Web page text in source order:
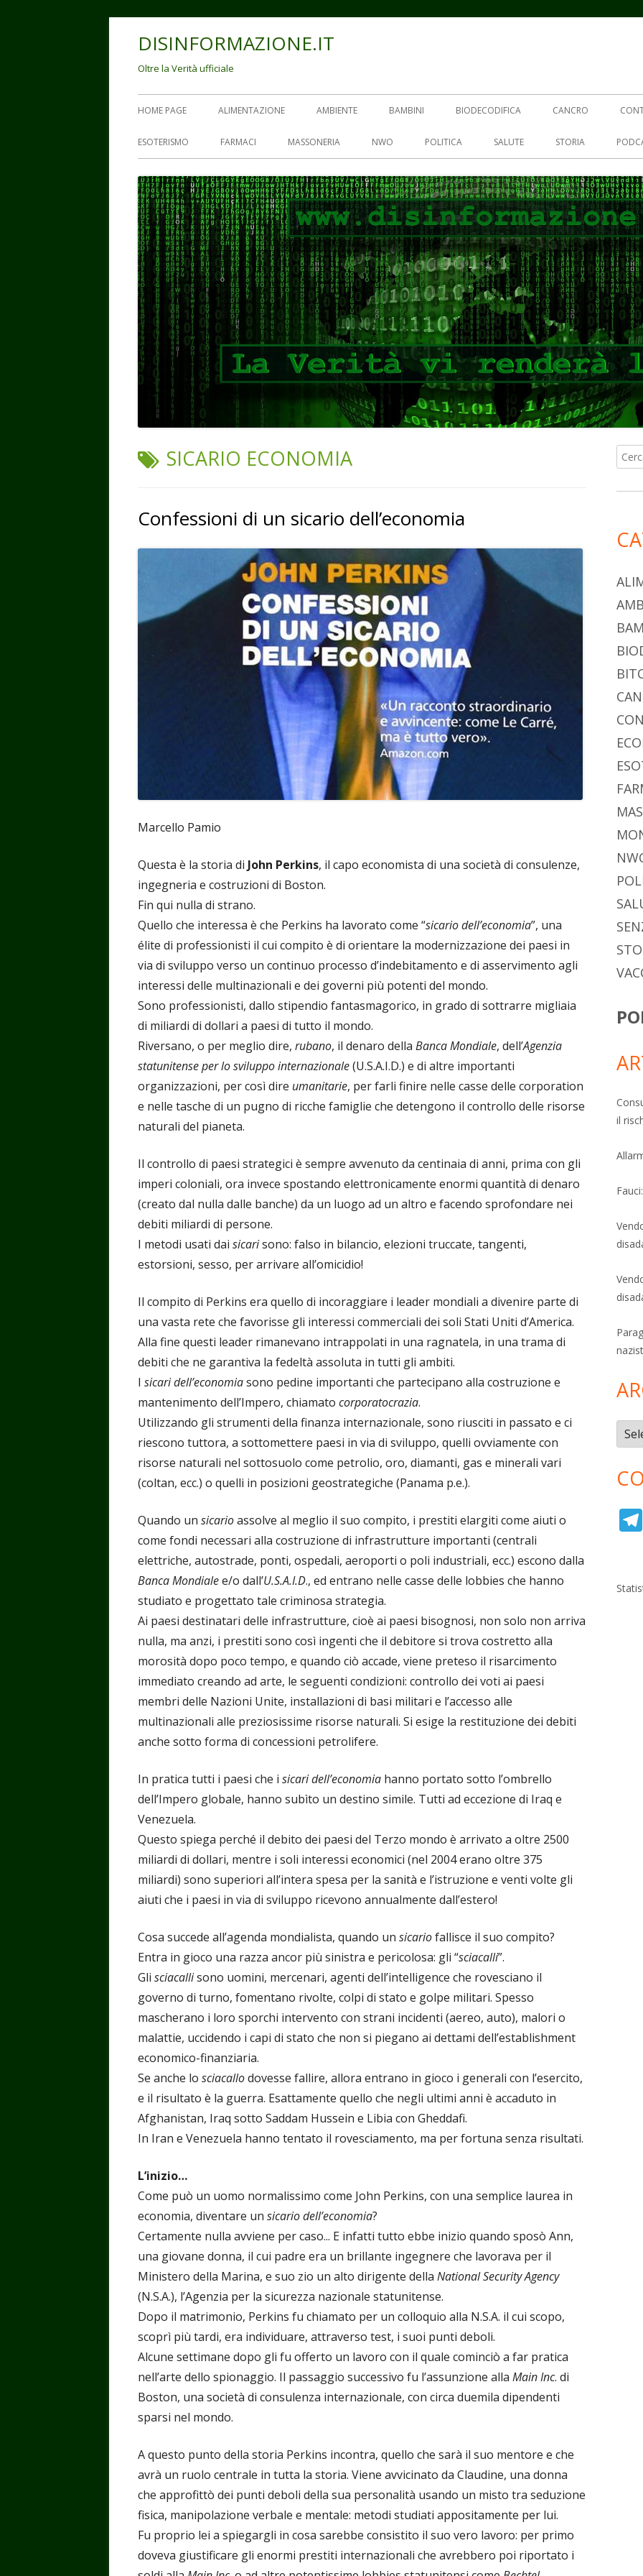
DISINFORMAZIONE.IT
Oltre la Verità ufficiale
Menu
principale
HOME PAGE ALIMENTAZIONE AMBIENTE BAMBINI BIODECODIFICA CANCRO
ESOTERISMO FARMACI MASSONERIA NWO POLITICA SALUTE STORIA
TAG:
SICARIO ECONOMIA
Confessioni di un sicario dell’economia
Marcello Pamio
Questa è la storia di John Perkins, il capo economista di una società di consulenze,
ingegneria e costruzioni di Boston.
Fin qui nulla di strano.
Quello che interessa è che Perkins ha lavorato come “sicario dell’economia”, una
élite di professionisti il cui compito è di orientare la modernizzazione dei paesi in
via di sviluppo verso un continuo processo d’indebitamento e di asservimento agli
interessi delle multinazionali e dei governi più potenti del mondo.
Sono professionisti, dallo stipendio fantasmagorico, in grado di sottrarre migliaia
di miliardi di dollari a paesi di tutto il mondo.
Riversano, o per meglio dire, rubano, il denaro della Banca Mondiale, dell’Agenzia
statunitense per lo sviluppo internazionale(U.S.A.I.D.) e di altre importanti
organizzazioni, per così dire umanitarie, per farli finire nelle casse delle corporation
e nelle tasche di un pugno di ricche famiglie che detengono il controllo delle risorse
naturali del pianeta.
Il controllo di paesi strategici è sempre avvenuto da centinaia di anni, prima con gli
imperi coloniali, ora invece spostando elettronicamente enormi quantità di denaro
(creato dal nulla dalle banche) da un luogo ad un altro e facendo sprofondare nei
debiti miliardi di persone.
I metodi usati dai sicarisono: falso in bilancio, elezioni truccate, tangenti,
estorsioni, sesso, per arrivare all’omicidio!
Il compito di Perkins era quello di incoraggiare i leader mondiali a divenire parte di
una vasta rete che favorisse gli interessi commerciali dei soli Stati Uniti d’America.
Alla fine questi leader rimanevano intrappolati in una ragnatela, in una trama di
debiti che ne garantiva la fedeltà assoluta in tutti gli ambiti.
I sicari dell’economiasono pedine importanti che partecipano alla costruzione e
mantenimento dell’Impero, chiamato corporatocrazia.
Utilizzando gli strumenti della finanza internazionale, sono riusciti in passato e ci
riescono tuttora, a sottomettere paesi in via di sviluppo, quelli ovviamente con
risorse naturali nel sottosuolo come petrolio, oro, diamanti, gas e minerali vari
(coltan, ecc.) o quelli in posizioni geostrategiche (Panama p.e.).
Quando un sicarioassolve al meglio il suo compito, i prestiti elargiti come aiuti o
come fondi necessari alla costruzione di infrastrutture importanti (centrali
elettriche, autostrade, ponti, ospedali, aeroporti o poli industriali, ecc.) escono dalla
Banca Mondialee/o dall’U.S.A.I.D., ed entrano nelle casse delle lobbies che hanno
studiato e progettato tale criminosa strategia.
Ai paesi destinatari delle infrastrutture, cioè ai paesi bisognosi, non solo non arriva
nulla, ma anzi, i prestiti sono così ingenti che il debitore si trova costretto alla
morosità dopo poco tempo, e quando ciò accade, viene preteso il risarcimento
immediato creando ad arte, le seguenti condizioni: controllo dei voti ai paesi
membri delle Nazioni Unite, installazioni di basi militari e l’accesso alle
multinazionali alle preziosissime risorse naturali. Si esige la restituzione dei debiti
anche sotto forma di concessioni petrolifere.
In pratica tutti i paesi che i sicari dell’economia hanno portato sotto l’ombrello
dell’Impero globale, hanno subìto un destino simile. Tutti ad eccezione di Iraq e
Venezuela.
Questo spiega perché il debito dei paesi del Terzo mondo è arrivato a oltre 2500
miliardi di dollari, mentre i soli interessi economici (nel 2004 erano oltre 375
miliardi) sono superiori all’intera spesa per la sanità e l’istruzione e venti volte gli
aiuti che i paesi in via di sviluppo ricevono annualmente dall’estero!
Cosa succede all’agenda mondialista, quando un sicariofallisce il suo compito?
Entra in gioco una razza ancor più sinistra e pericolosa: gli “sciacalli”.
Gli sciacallisono uomini, mercenari, agenti dell’intelligence che rovesciano il
governo di turno, fomentano rivolte, colpi di stato e golpe militari. Spesso
mascherano i loro sporchi intervento con strani incidenti (aereo, auto), malori o
malattie, uccidendo i capi di stato che non si piegano ai dettami dell’establishment
economico-finanziaria.
Se anche lo sciacallodovesse fallire, allora entrano in gioco i generali con l’esercito,
e il risultato è la guerra. Esattamente quello che negli ultimi anni è accaduto in
Afghanistan, Iraq sotto Saddam Hussein e Libia con Gheddafi.
In Iran e Venezuela hanno tentato il rovesciamento, ma per fortuna senza risultati.
L’inizio…
Come può un uomo normalissimo come John Perkins, con una semplice laurea in
economia, diventare un sicario dell’economia?
Certamente nulla avviene per caso... E infatti tutto ebbe inizio quando sposò Ann,
una giovane donna, il cui padre era un brillante ingegnere che lavorava per il
Ministero della Marina, e suo zio un alto dirigente della National Security Agency
(N.S.A.), l’Agenzia per la sicurezza nazionale statunitense.
Dopo il matrimonio, Perkins fu chiamato per un colloquio alla N.S.A. il cui scopo,
scoprì più tardi, era individuare, attraverso test, i suoi punti deboli.
Alcune settimane dopo gli fu offerto un lavoro con il quale cominciò a far pratica
nell’arte dello spionaggio. Il passaggio successivo fu l’assunzione alla Main Inc. di
Boston, una società di consulenza internazionale, con circa duemila dipendenti
sparsi nel mondo.
A questo punto della storia Perkins incontra, quello che sarà il suo mentore e che
avrà un ruolo centrale in tutta la storia. Viene avvicinato da Claudine, una donna
che approfittò dei punti deboli della sua personalità usando un misto tra seduzione
fisica, manipolazione verbale e mentale: metodi studiati appositamente per lui.
Fu proprio lei a spiegargli in cosa sarebbe consistito il suo vero lavoro: per primo
doveva giustificare gli enormi prestiti internazionali che avrebbero poi riportato i
per:
il